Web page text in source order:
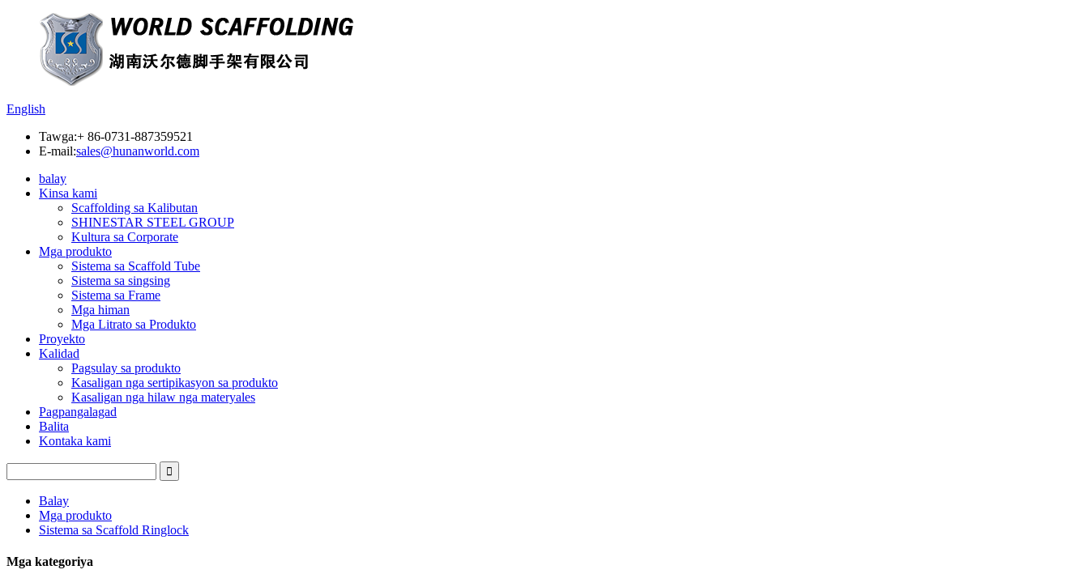
English
Tawga:+ 86-0731-887359521
E-mail:sales@hunanworld.com
balay
Kinsa kami
Scaffolding sa Kalibutan
SHINESTAR STEEL GROUP
Kultura sa Corporate
Mga produkto
Sistema sa Scaffold Tube
Sistema sa singsing
Sistema sa Frame
Mga himan
Mga Litrato sa Produkto
Proyekto
Kalidad
Pagsulay sa produkto
Kasaligan nga sertipikasyon sa produkto
Kasaligan nga hilaw nga materyales
Pagpangalagad
Balita
Kontaka kami
Balay
Mga produkto
Sistema sa Scaffold Ringlock
Mga kategoriya